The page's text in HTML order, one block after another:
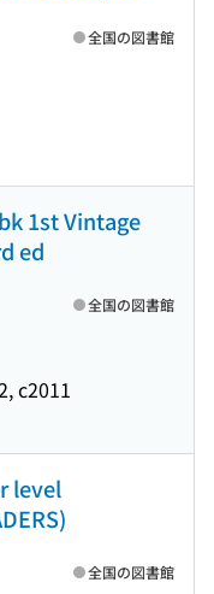
全国の図書館
1st Vintage
ed
c2011
全国の図書館
level
全国の図書館